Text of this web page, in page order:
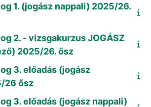
1. (jogász nappali) 2025/26.
2. - vizsgakurzus JOGÁSZ
2025/26. ősz
3. előadás (jogász
26 ősz
3. előadás (jogász nappali)